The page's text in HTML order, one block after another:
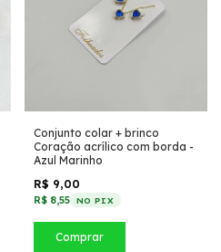
Conjunto colar + brinco
Coração acrílico com borda -
Azul Marinho
R$ 9,00
R$ 8,55 NO PIX
Comprar